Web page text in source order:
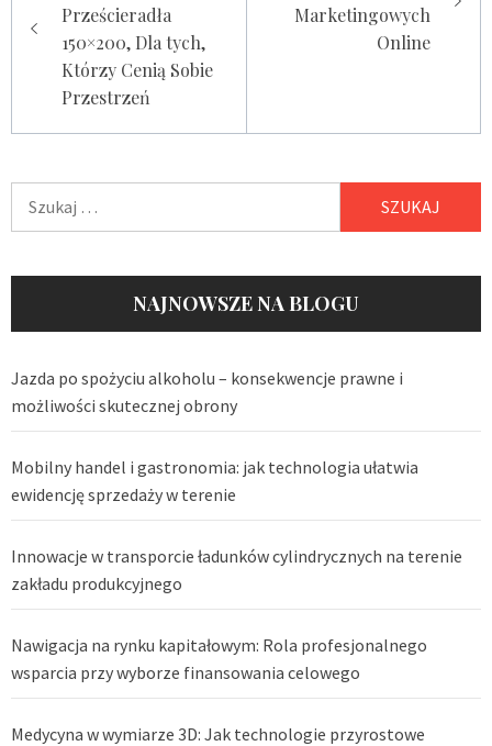
Prześcieradła
150×200, Dla tych,
Którzy Cenią Sobie
Przestrzeń
Marketingowych
Online
NAJNOWSZE NA BLOGU
Jazda po spożyciu alkoholu – konsekwencje prawne i
możliwości skutecznej obrony
Mobilny handel i gastronomia: jak technologia ułatwia
ewidencję sprzedaży w terenie
Innowacje w transporcie ładunków cylindrycznych na terenie
zakładu produkcyjnego
Nawigacja na rynku kapitałowym: Rola profesjonalnego
wsparcia przy wyborze finansowania celowego
Medycyna w wymiarze 3D: Jak technologie przyrostowe